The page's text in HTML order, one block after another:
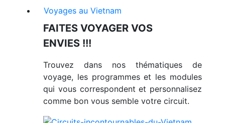
Voyages au Vietnam
FAITES VOYAGER VOS
ENVIES !!!
Trouvez dans nos thématiques de
voyage, les programmes et les modules
qui vous correspondent et personnalisez
comme bon vous semble votre circuit.